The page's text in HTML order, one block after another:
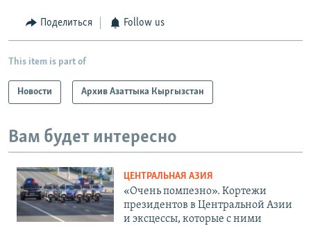
Поделиться Follow us
This item is part of
Новости Архив Азаттыка Кыргызстан
Вам будет интересно
ЦЕНТРАЛЬНАЯ АЗИЯ
«Очень помпезно». Кортежи
президентов в Центральной Азии
и эксцессы, которые с ними